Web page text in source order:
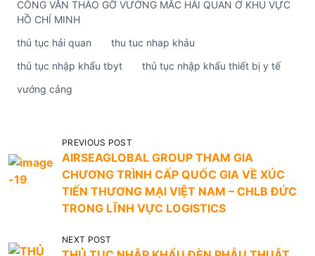
CÔNG VĂN THÁO GỠ VƯỚNG MẮC HẢI QUAN Ở KHU VỰC
HỒ CHÍ MINH
thủ tục hải quan
thu tuc nhap khảu
thủ tục nhập khẩu tbyt
thủ tục nhập khẩu thiết bị y tế
vướng cảng
i
ề
ư
PREVIOUS POST
AIRSEAGLOBAL GROUP THAM GIA
CHƯƠNG TRÌNH CẤP QUỐC GIA VỀ XÚC
TIẾN THƯƠNG MẠI VIỆT NAM – CHLB ĐỨC
TRONG LĨNH VỰC LOGISTICS
NEXT POST